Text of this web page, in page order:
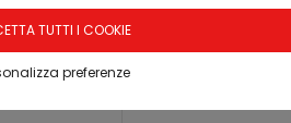
TUTTI I COOKIE
preferenze